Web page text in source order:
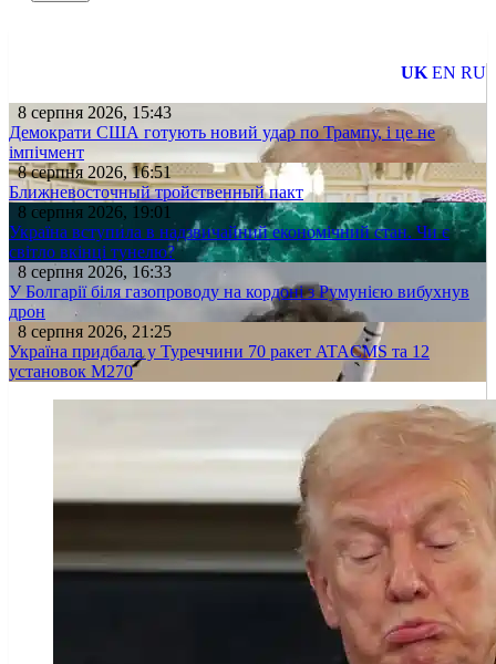
UK EN RU
8 серпня 2026, 15:43
Демократи США готують новий удар по Трампу, і це не
імпічмент
8 серпня 2026, 16:51
Ближневосточный тройственный пакт
8 серпня 2026, 19:01
Україна вступила в надзвичайний економічний стан. Чи є
світло вкінці тунелю?
8 серпня 2026, 16:33
У Болгарії біля газопроводу на кордоні з Румунією вибухнув
дрон
8 серпня 2026, 21:25
Україна придбала у Туреччини 70 ракет ATACMS та 12
установок M270